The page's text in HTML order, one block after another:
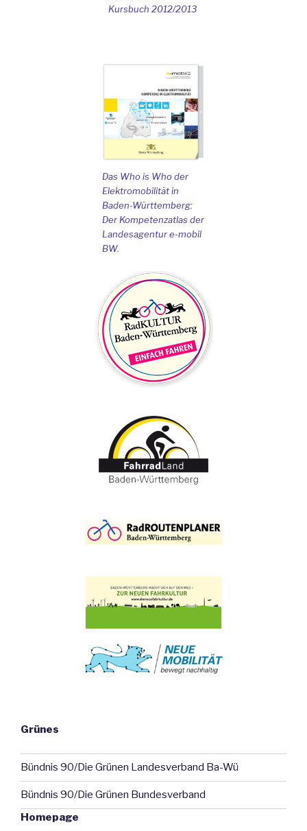
Kursbuch 2012/2013
Das Who is Who der
Elektromobilität in
Baden-Württemberg:
Der Kompetenzatlas der
Landesagentur e-mobil
BW.
Grünes
Bündnis 90/Die Grünen Landesverband Ba-Wü
Bündnis 90/Die Grünen Bundesverband
Homepage